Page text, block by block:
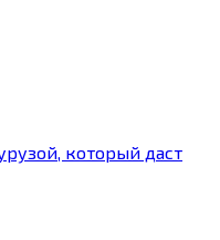
который даст